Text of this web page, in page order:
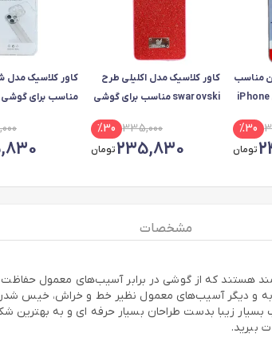
مناسب
برای گوشی موبایل اپل iPhone
%30
تومان
کاور کلاسیک مدل اکلیلی طرح
swarovski مناسب برای گوشی
335,000
%30
235,830تومان
کاور کلاسیک مدل
مناسب برای گوشی
مشخصات
هستند که از گوشی در برابر آسیب‌های معمول
ضربه و دیگر آسیب‌های معمول نظیر خط و خراش،
زیبا بدست طراحان بسیار حرفه ای و به بهترین
ببرید.